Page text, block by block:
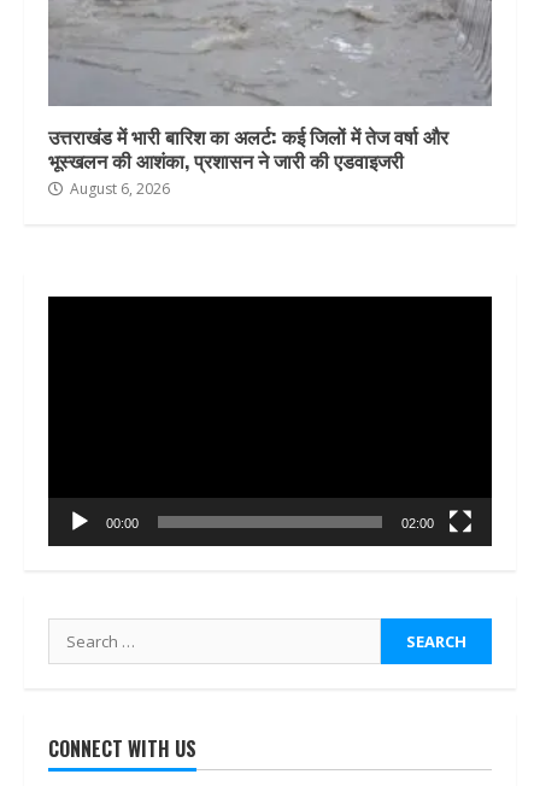
उत्तराखंड में भारी बारिश का अलर्ट: कई जिलों में तेज वर्षा और
भूस्खलन की आशंका, प्रशासन ने जारी की एडवाइजरी
August 6, 2026
00:00 02:00
Search
for:
CONNECT WITH US